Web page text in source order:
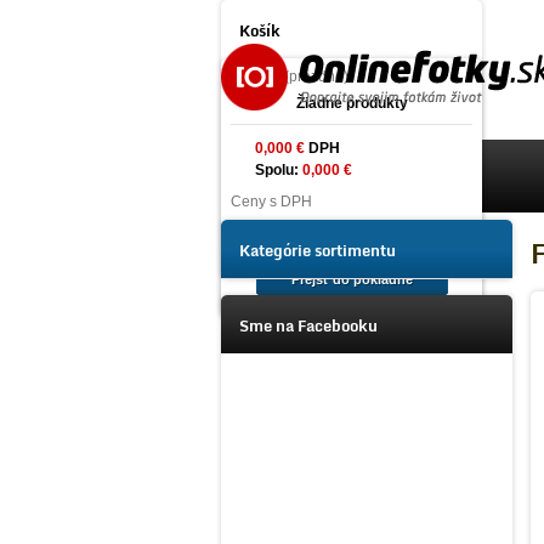
Košík
produkt
(prázdne)
Žiadne produkty
0,000 € DPH
Spolu: 0,000 €
Ceny s DPH
Košík
Prejsť do pokladne
Úvod
Tlač fotografií online
Foto na plátno Prémium
Kategórie sortimentu
Sme na Facebooku